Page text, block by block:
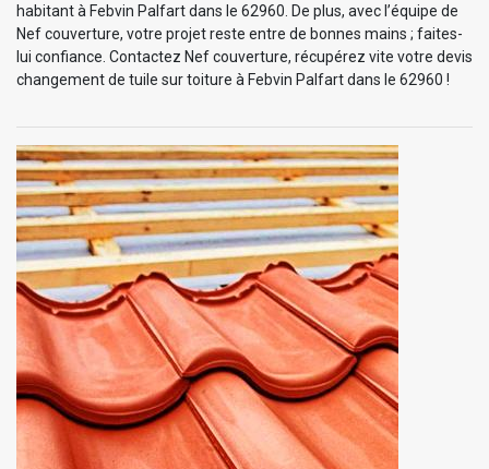
habitant à Febvin Palfart dans le 62960. De plus, avec l’équipe de
Nef couverture, votre projet reste entre de bonnes mains ; faites-
lui confiance. Contactez Nef couverture, récupérez vite votre devis
changement de tuile sur toiture à Febvin Palfart dans le 62960 !